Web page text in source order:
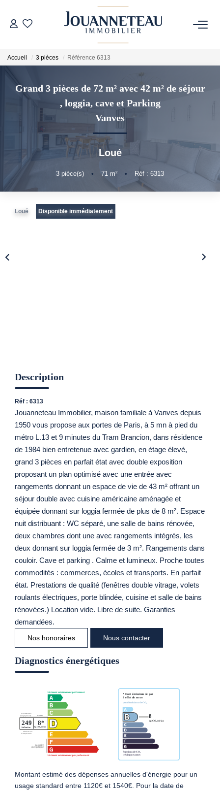
ESTIMER
Estimation En Ligne
Estimation Sur Rendez-Vous
NOTRE HISTOIRE
NOTRE CHARTE
Accueil 3 pièces Référence 6313
Grand 3 pièces de 72 m² avec 42 m² de séjour
, loggia, cave et Parking
Vanves
Loué
3 pièce(s) • 71 m² • Réf : 6313
Loué Disponible immédiatement
Description
Réf : 6313
Jouanneteau Immobilier, maison familiale à Vanves depuis
1950 vous propose aux portes de Paris, à 5 mn à pied du
métro L.13 et 9 minutes du Tram Brancion, dans résidence
de 1984 bien entretenue avec gardien, en étage élevé,
grand 3 pièces en parfait état avec double exposition
proposant un plan optimisé avec une entrée avec
rangements donnant un espace de vie de 43 m² offrant un
séjour double avec cuisine américaine aménagée et
équipée donnant sur loggia fermée de plus de 8 m². Espace
nuit distribuant : WC séparé, une salle de bains rénovée,
deux chambres dont une avec rangements intégrés, les
deux donnant sur loggia fermée de 3 m². Rangements dans
couloir. Cave et parking . Calme et lumineux. Proche toutes
commodités : commerces, écoles et transports. En parfait
état. Prestations de qualité (fenêtres double vitrage, volets
roulants électriques, porte blindée, cuisine et salle de bains
rénovées.) Location vide. Libre de suite. Garanties
demandées.
Nos honoraires Nous contacter
Diagnostics énergétiques
Montant estimé des dépenses annuelles d'énergie pour un
usage standard entre 1120€ et 1540€. Pour la date de